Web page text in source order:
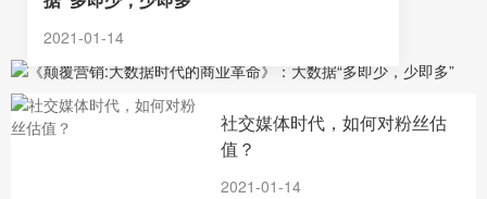
2021-01-14
社交媒体时代，如何对粉丝估
值？
2021-01-14